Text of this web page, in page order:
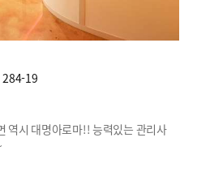
284-19
역시 대명아로마!! 능력있는 관리사